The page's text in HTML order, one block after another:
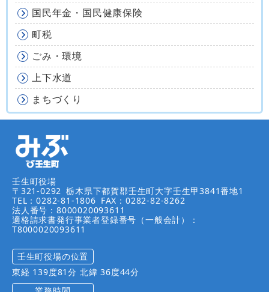
国民年金・国民健康保険
町税
ごみ・環境
上下水道
まちづくり
壬生町役場
〒321-0292 栃木県下都賀郡壬生町大字壬生甲3841番地1
TEL：0282-81-1806 FAX：0282-82-8262
法人番号：8000020093611
適格請求書発行事業者登録番号（一般会計）：
T8000020093611
壬生町役場の位置
東経 139度81分 北緯 36度44分